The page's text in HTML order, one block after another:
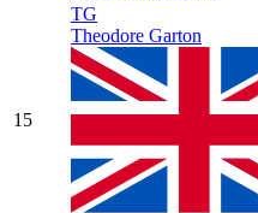
15
TG
Theodore Garton